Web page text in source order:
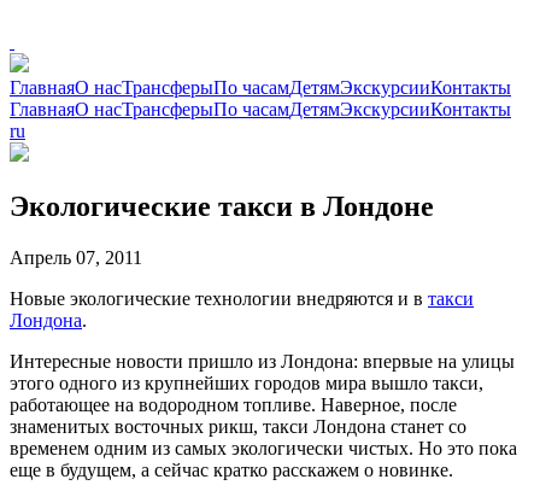
ГлавнаяО насТрансферыПо часамДетямЭкскурсииКонтакты
ГлавнаяО насТрансферыПо часамДетямЭкскурсииКонтакты
ru
Экологические такси в Лондоне
Апрель 07, 2011
Новые экологические технологии внедряются и в такси
Лондона.
Интересные новости пришло из Лондона: впервые на улицы
этого одного из крупнейших городов мира вышло такси,
работающее на водородном топливе. Наверное, после
знаменитых восточных рикш, такси Лондона станет со
временем одним из самых экологически чистых. Но это пока
еще в будущем, а сейчас кратко расскажем о новинке.